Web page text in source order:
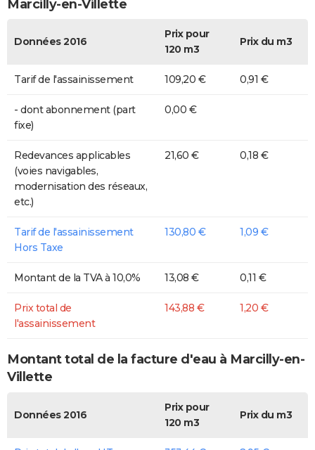
Marcilly-en-Villette
Données 2016
Prix pour
120 m3
Prix du m3
Tarif de l'assainissement 109,20 € 0,91 €
- dont abonnement (part
fixe)
0,00 €
Redevances applicables
(voies navigables,
modernisation des réseaux,
etc.)
21,60 € 0,18 €
Tarif de l'assainissement
Hors Taxe
130,80 € 1,09 €
Montant de la TVA à 10,0% 13,08 € 0,11 €
Prix total de
l'assainissement
143,88 € 1,20 €
Montant total de la facture d'eau à Marcilly-en-
Villette
Données 2016
Prix pour
120 m3
Prix du m3